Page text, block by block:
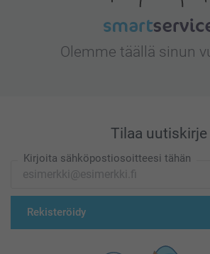
Olemme täällä sinun
Tilaa uutiskirje
Kirjoita sähköpostiosoitteesi tähän
Rekisteröidy